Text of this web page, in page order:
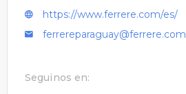
https://www.ferrere.com/es/
ferrereparaguay@ferrere.com
Seguinos en: